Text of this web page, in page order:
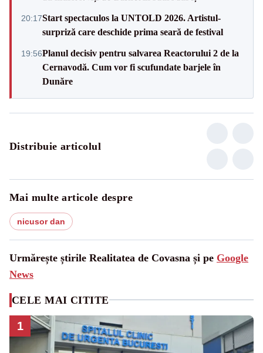
20:17Start spectaculos la UNTOLD 2026. Artistul-
surpriză care deschide prima seară de festival
19:56Planul decisiv pentru salvarea Reactorului 2 de la
Cernavodă. Cum vor fi scufundate barjele în
Dunăre
Distribuie articolul
Mai multe articole despre
nicusor dan
Urmărește știrile Realitatea de Covasna și pe Google
News
CELE MAI CITITE
1